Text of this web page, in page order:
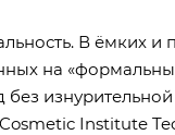
В ёмких и
на
Institute